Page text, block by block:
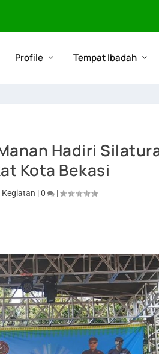
Profile Tempat Ibadah
Hadiri
Kota Bekasi
Kegiatan |0 |